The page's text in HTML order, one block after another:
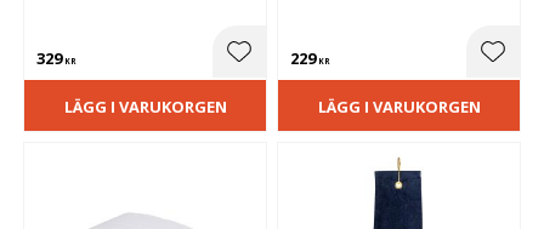
329KR Lägg till i favoriter
LÄGG I VARUKORGEN
229KR
LÄGG I VARUKORGEN